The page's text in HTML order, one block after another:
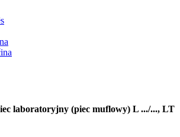
laboratoryjny (piec muflowy) L .../..., LT